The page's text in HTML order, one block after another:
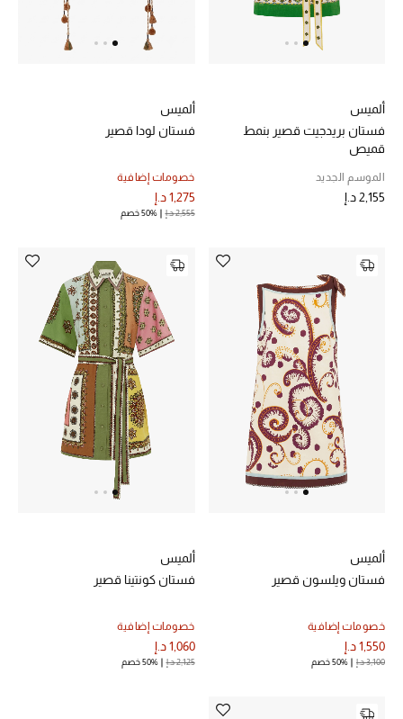
هدايا للنساء
جميع الملابس النسائية
جميع الأحذية النسائية
جميع الحقائب النسائية
موضة نسائية
تسوقوا للنساء
الحقائب
الموسم الجديد
دليل ملتزمات الحقائب
حقائب الأطفال
ألميس
فستان بريدجيت قصير بنمط
قميص
الموسم الجديد
2,155 د.إ
ألميس
فستان لودا قصير
خصومات إضافية
1,275 د.إ
2,555 د.إ 50% خصم
ألميس
فستان ويلسون قصير
خصومات إضافية
1,550 د.إ
3,100 د.إ 50% خصم
ألميس
فستان كونتينا قصير
خصومات إضافية
1,060 د.إ
2,125 د.إ 50% خصم